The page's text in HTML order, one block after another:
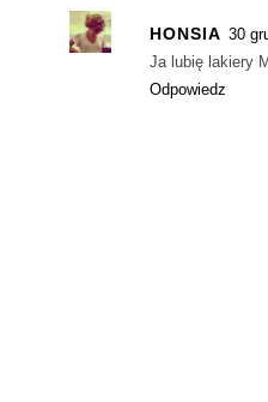
HONSIA 30
Ja lubię lakiery
Odpowiedz